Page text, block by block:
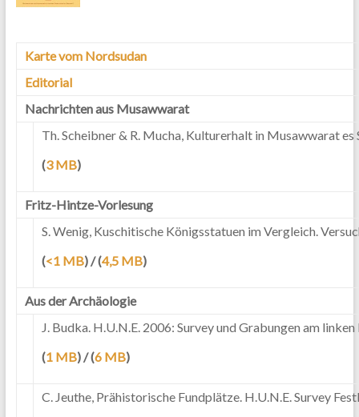
Karte vom Nordsudan
Editorial
Nachrichten aus Musawwarat
Th. Scheibner & R. Mucha, Kulturerhalt in Musawwarat es
(3 MB)
Fritz-Hintze-Vorlesung
S. Wenig, Kuschitische Königsstatuen im Vergleich.
(<1 MB) / (4,5 MB)
Aus der Archäologie
J. Budka. H.U.N.E. 2006: Survey und Grabungen am
(1 MB) / (6 MB)
C. Jeuthe, Prähistorische Fundplätze. H.U.N.E. Survey